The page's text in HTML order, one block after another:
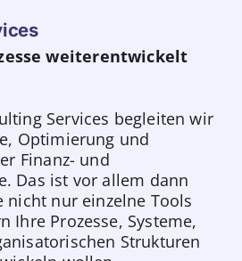
weiterentwickelt
Services begleiten wir
Optimierung und
Finanz- und
Das ist vor allem dann
nicht nur einzelne Tools
Ihre Prozesse, Systeme,
Strukturen